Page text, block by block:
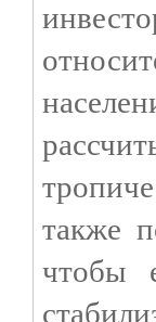
также
чтобы